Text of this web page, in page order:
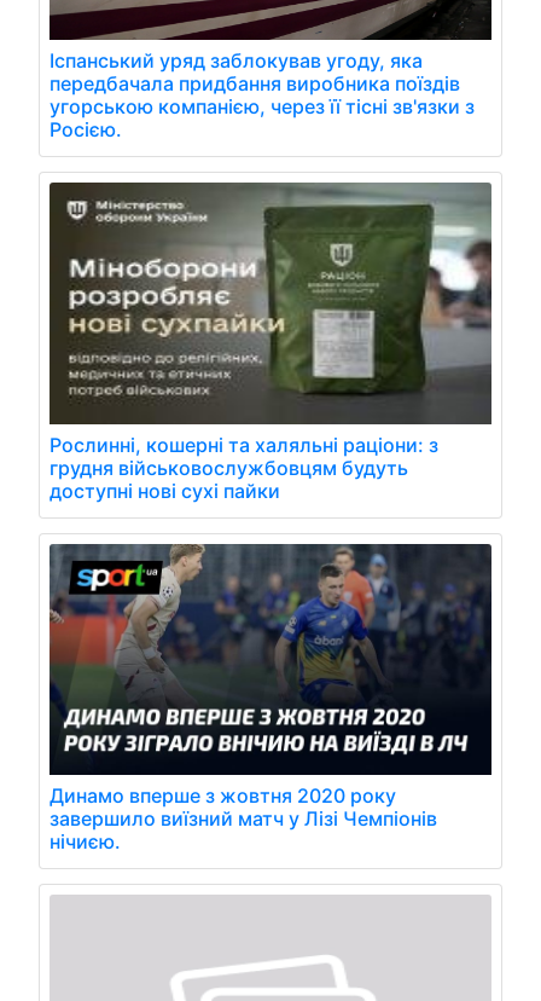
Іспанський уряд заблокував угоду, яка
передбачала придбання виробника поїздів
угорською компанією, через її тісні зв'язки з
Росією.
Рослинні, кошерні та халяльні раціони: з
грудня військовослужбовцям будуть
доступні нові сухі пайки
Динамо вперше з жовтня 2020 року
завершило виїзний матч у Лізі Чемпіонів
нічиєю.